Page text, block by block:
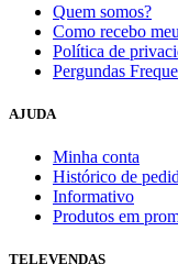
Quem somos?
Como recebo
Política de
Pergundas
AJUDA
Minha conta
Histórico de
Informativo
Produtos em
TELEVENDAS